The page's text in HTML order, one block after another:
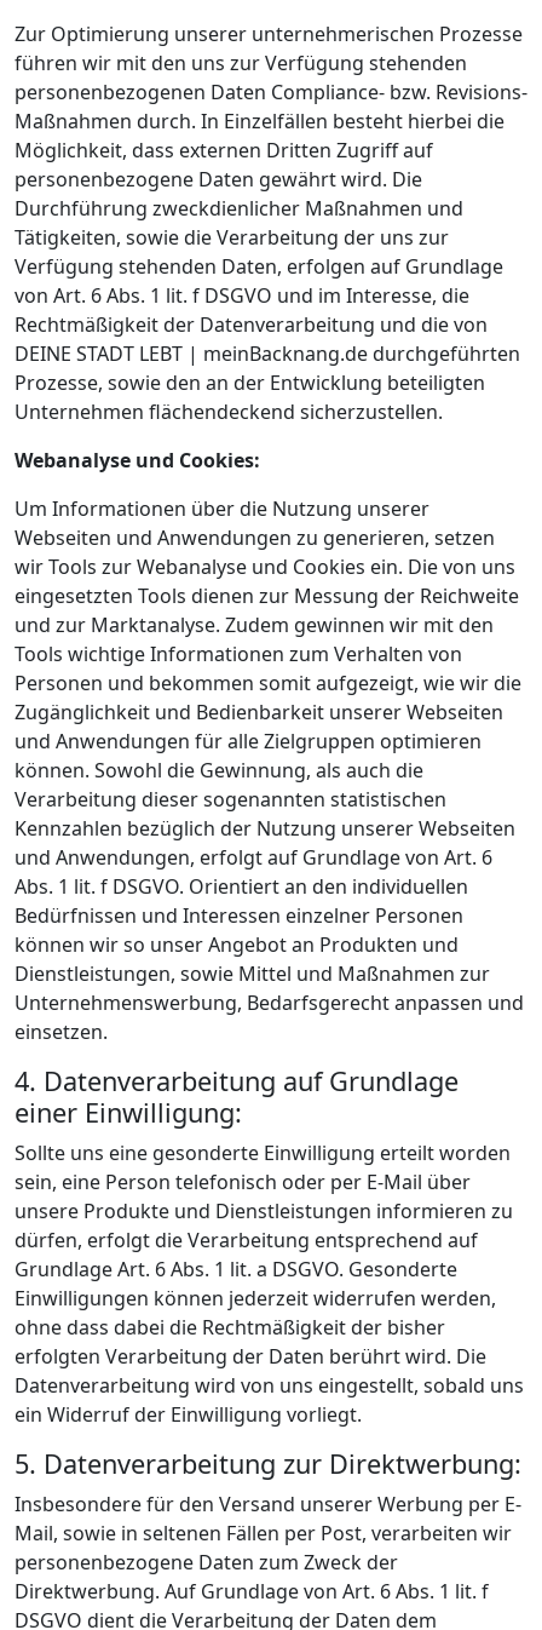
Zur Optimierung unserer unternehmerischen Prozesse
führen wir mit den uns zur Verfügung stehenden
personenbezogenen Daten Compliance- bzw. Revisions-
Maßnahmen durch. In Einzelfällen besteht hierbei die
Möglichkeit, dass externen Dritten Zugriff auf
personenbezogene Daten gewährt wird. Die
Durchführung zweckdienlicher Maßnahmen und
Tätigkeiten, sowie die Verarbeitung der uns zur
Verfügung stehenden Daten, erfolgen auf Grundlage
von Art. 6 Abs. 1 lit. f DSGVO und im Interesse, die
Rechtmäßigkeit der Datenverarbeitung und die von
DEINE STADT LEBT | meinBacknang.de durchgeführten
Prozesse, sowie den an der Entwicklung beteiligten
Unternehmen flächendeckend sicherzustellen.
Webanalyse und Cookies:
Um Informationen über die Nutzung unserer
Webseiten und Anwendungen zu generieren, setzen
wir Tools zur Webanalyse und Cookies ein. Die von uns
eingesetzten Tools dienen zur Messung der Reichweite
und zur Marktanalyse. Zudem gewinnen wir mit den
Tools wichtige Informationen zum Verhalten von
Personen und bekommen somit aufgezeigt, wie wir die
Zugänglichkeit und Bedienbarkeit unserer Webseiten
und Anwendungen für alle Zielgruppen optimieren
können. Sowohl die Gewinnung, als auch die
Verarbeitung dieser sogenannten statistischen
Kennzahlen bezüglich der Nutzung unserer Webseiten
und Anwendungen, erfolgt auf Grundlage von Art. 6
Abs. 1 lit. f DSGVO. Orientiert an den individuellen
Bedürfnissen und Interessen einzelner Personen
können wir so unser Angebot an Produkten und
Dienstleistungen, sowie Mittel und Maßnahmen zur
Unternehmenswerbung, Bedarfsgerecht anpassen und
einsetzen.
4. Datenverarbeitung auf Grundlage
einer Einwilligung:
Sollte uns eine gesonderte Einwilligung erteilt worden
sein, eine Person telefonisch oder per E-Mail über
unsere Produkte und Dienstleistungen informieren zu
dürfen, erfolgt die Verarbeitung entsprechend auf
Grundlage Art. 6 Abs. 1 lit. a DSGVO. Gesonderte
Einwilligungen können jederzeit widerrufen werden,
ohne dass dabei die Rechtmäßigkeit der bisher
erfolgten Verarbeitung der Daten berührt wird. Die
Datenverarbeitung wird von uns eingestellt, sobald uns
ein Widerruf der Einwilligung vorliegt.
5. Datenverarbeitung zur Direktwerbung:
Insbesondere für den Versand unserer Werbung per E-
Mail, sowie in seltenen Fällen per Post, verarbeiten wir
personenbezogene Daten zum Zweck der
Direktwerbung. Auf Grundlage von Art. 6 Abs. 1 lit. f
DSGVO dient die Verarbeitung der Daten dem